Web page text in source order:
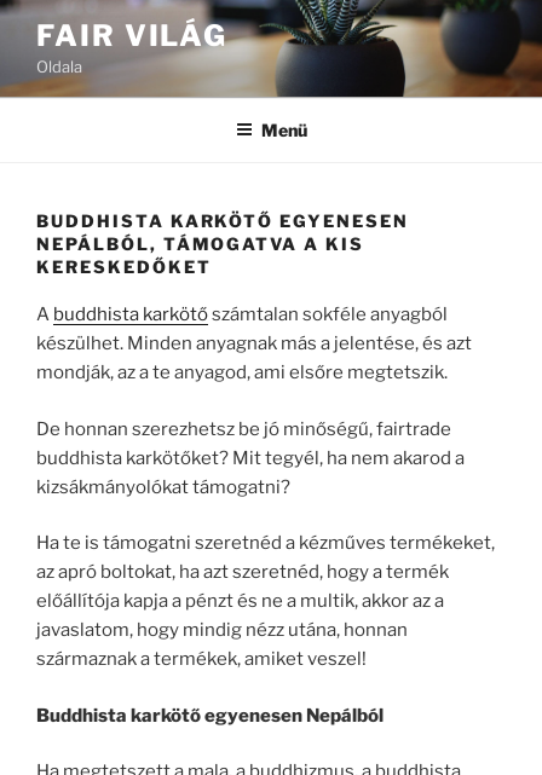
Tartalomhoz
FAIR VILÁG
Oldala
Menü
BUDDHISTA KARKÖTŐ EGYENESEN
NEPÁLBÓL, TÁMOGATVA A KIS
KERESKEDŐKET
A buddhista karkötőszámtalan sokféle anyagból
készülhet. Minden anyagnak más a jelentése, és azt
mondják, az a te anyagod, ami elsőre megtetszik.
De honnan szerezhetsz be jó minőségű, fairtrade
buddhista karkötőket? Mit tegyél, ha nem akarod a
kizsákmányolókat támogatni?
Ha te is támogatni szeretnéd a kézműves termékeket,
az apró boltokat, ha azt szeretnéd, hogy a termék
előállítója kapja a pénzt és ne a multik, akkor az a
javaslatom, hogy mindig nézz utána, honnan
származnak a termékek, amiket veszel!
Buddhista karkötő egyenesen Nepálból